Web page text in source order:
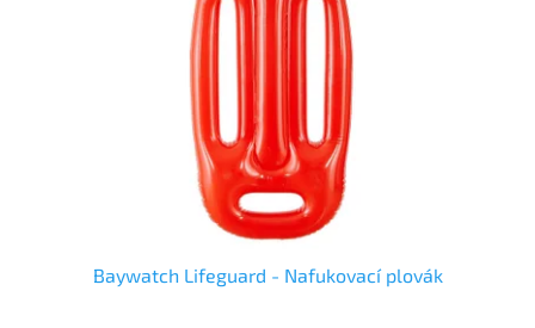
Baywatch Lifeguard - Nafukovací plovák